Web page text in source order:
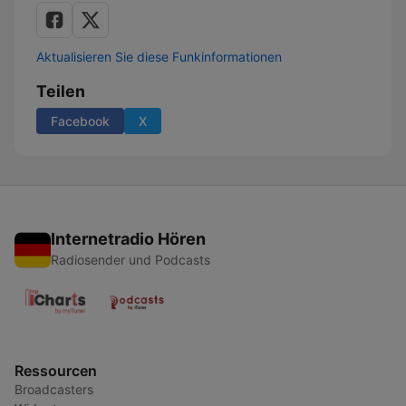
Aktualisieren Sie diese Funkinformationen
Teilen
Facebook X
Internetradio Hören
Radiosender und Podcasts
Ressourcen
Broadcasters